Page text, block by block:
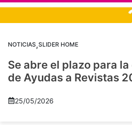
NOTICIAS,SLIDER HOME
Se abre el plazo para
de Ayudas a Revistas
25/05/2026